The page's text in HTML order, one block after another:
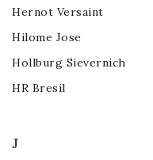
Hernot Versaint
Hilome Jose
Hollburg Sievernich
HR Bresil
J